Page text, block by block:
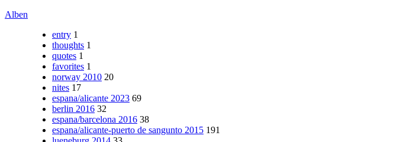
Alben
entry 1
thoughts 1
quotes 1
favorites 1
norway 2010 20
nites 17
espana/alicante 2023 69
berlin 2016 32
espana/barcelona 2016 38
espana/alicante-puerto de sangunto 2015 191